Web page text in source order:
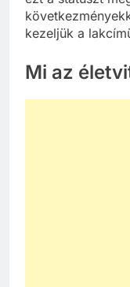
kezeljük a
Mi az